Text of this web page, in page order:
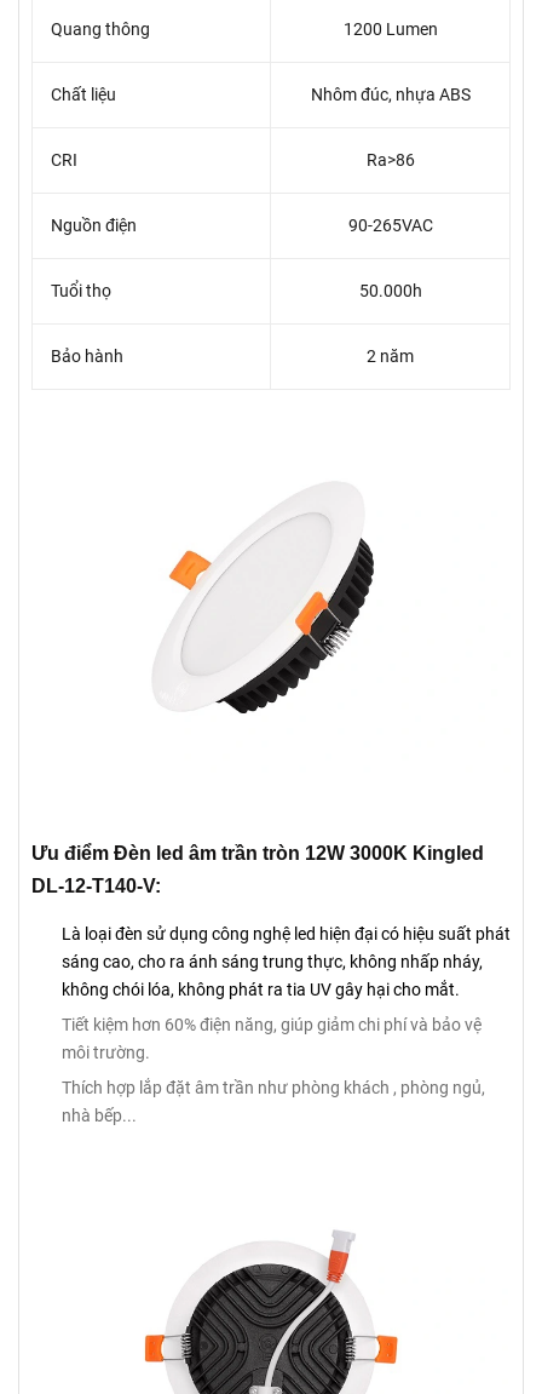
Quang thông 1200 Lumen
Chất liệu Nhôm đúc, nhựa ABS
CRI Ra>86
Nguồn điện 90-265VAC
Tuổi thọ 50.000h
Bảo hành 2 năm
Ưu điểm Đèn led âm trần tròn 12W 3000K Kingled
DL-12-T140-V:
Là loại đèn sử dụng công nghệ led hiện đại có hiệu suất phát
sáng cao, cho ra ánh sáng trung thực, không nhấp nháy,
không chói lóa, không phát ra tia UV gây hại cho mắt.
Tiết kiệm hơn 60% điện năng, giúp giảm chi phí và bảo vệ
môi trường.
Thích hợp lắp đặt âm trần như phòng khách , phòng ngủ,
nhà bếp...